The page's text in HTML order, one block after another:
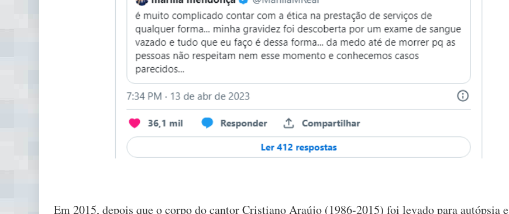
Em 2015, depois que o corpo do cantor Cristiano Araújo (1986-2015) foi levado para autópsia e